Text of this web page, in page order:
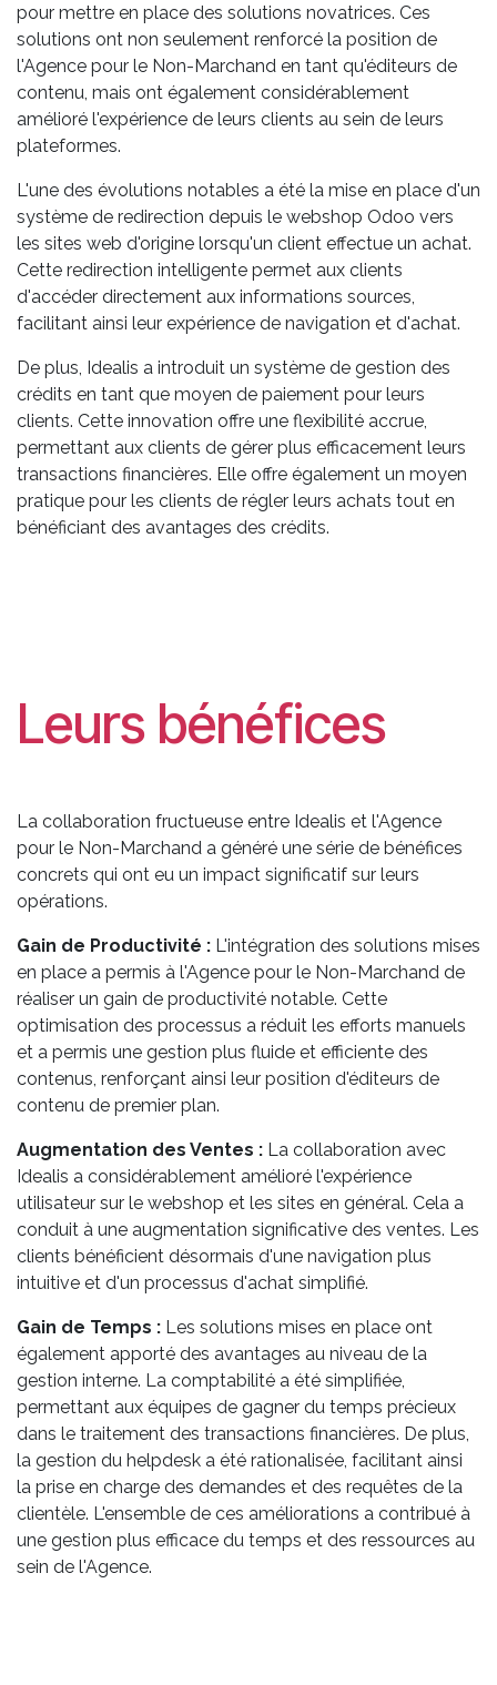
pour mettre en place des solutions novatrices. Ces
solutions ont non seulement renforcé la position de
l'Agence pour le Non-Marchand en tant qu'éditeurs de
contenu, mais ont également considérablement
amélioré l'expérience de leurs clients au sein de leurs
plateformes.
L'une des évolutions notables a été la mise en place d'un
système de redirection depuis le webshop Odoo vers
les sites web d'origine lorsqu'un client effectue un achat.
Cette redirection intelligente permet aux clients
d'accéder directement aux informations sources,
facilitant ainsi leur expérience de navigation et d'achat.
De plus, Idealis a introduit un système de gestion des
crédits en tant que moyen de paiement pour leurs
clients. Cette innovation offre une flexibilité accrue,
permettant aux clients de gérer plus efficacement leurs
transactions financières. Elle offre également un moyen
pratique pour les clients de régler leurs achats tout en
bénéficiant des avantages des crédits.
Leurs bénéfices
La collaboration fructueuse entre Idealis et l'Agence
pour le Non-Marchand a généré une série de bénéfices
concrets qui ont eu un impact significatif sur leurs
opérations.
Gain de Productivité : L'intégration des solutions mises
en place a permis à l'Agence pour le Non-Marchand de
réaliser un gain de productivité notable. Cette
optimisation des processus a réduit les efforts manuels
et a permis une gestion plus fluide et efficiente des
contenus, renforçant ainsi leur position d'éditeurs de
contenu de premier plan.
Augmentation des Ventes : La collaboration avec
Idealis a considérablement amélioré l'expérience
utilisateur sur le webshop et les sites en général. Cela a
conduit à une augmentation significative des ventes. Les
clients bénéficient désormais d'une navigation plus
intuitive et d'un processus d'achat simplifié.
Gain de Temps : Les solutions mises en place ont
également apporté des avantages au niveau de la
gestion interne. La comptabilité a été simplifiée,
permettant aux équipes de gagner du temps précieux
dans le traitement des transactions financières. De plus,
la gestion du helpdesk a été rationalisée, facilitant ainsi
la prise en charge des demandes et des requêtes de la
clientèle. L'ensemble de ces améliorations a contribué à
une gestion plus efficace du temps et des ressources au
sein de l'Agence.